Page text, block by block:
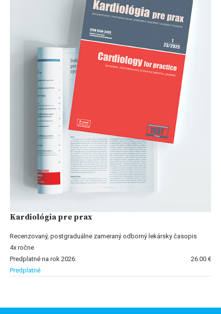
Kardiológia pre prax
Recenzovaný, postgraduálne zameraný odborný lekársky časopis
4x ročne
Predplatné na rok 2026:
26.00 €
Predplatné